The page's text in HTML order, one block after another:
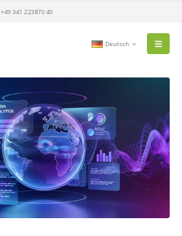
+49 341 223870 40
Deutsch